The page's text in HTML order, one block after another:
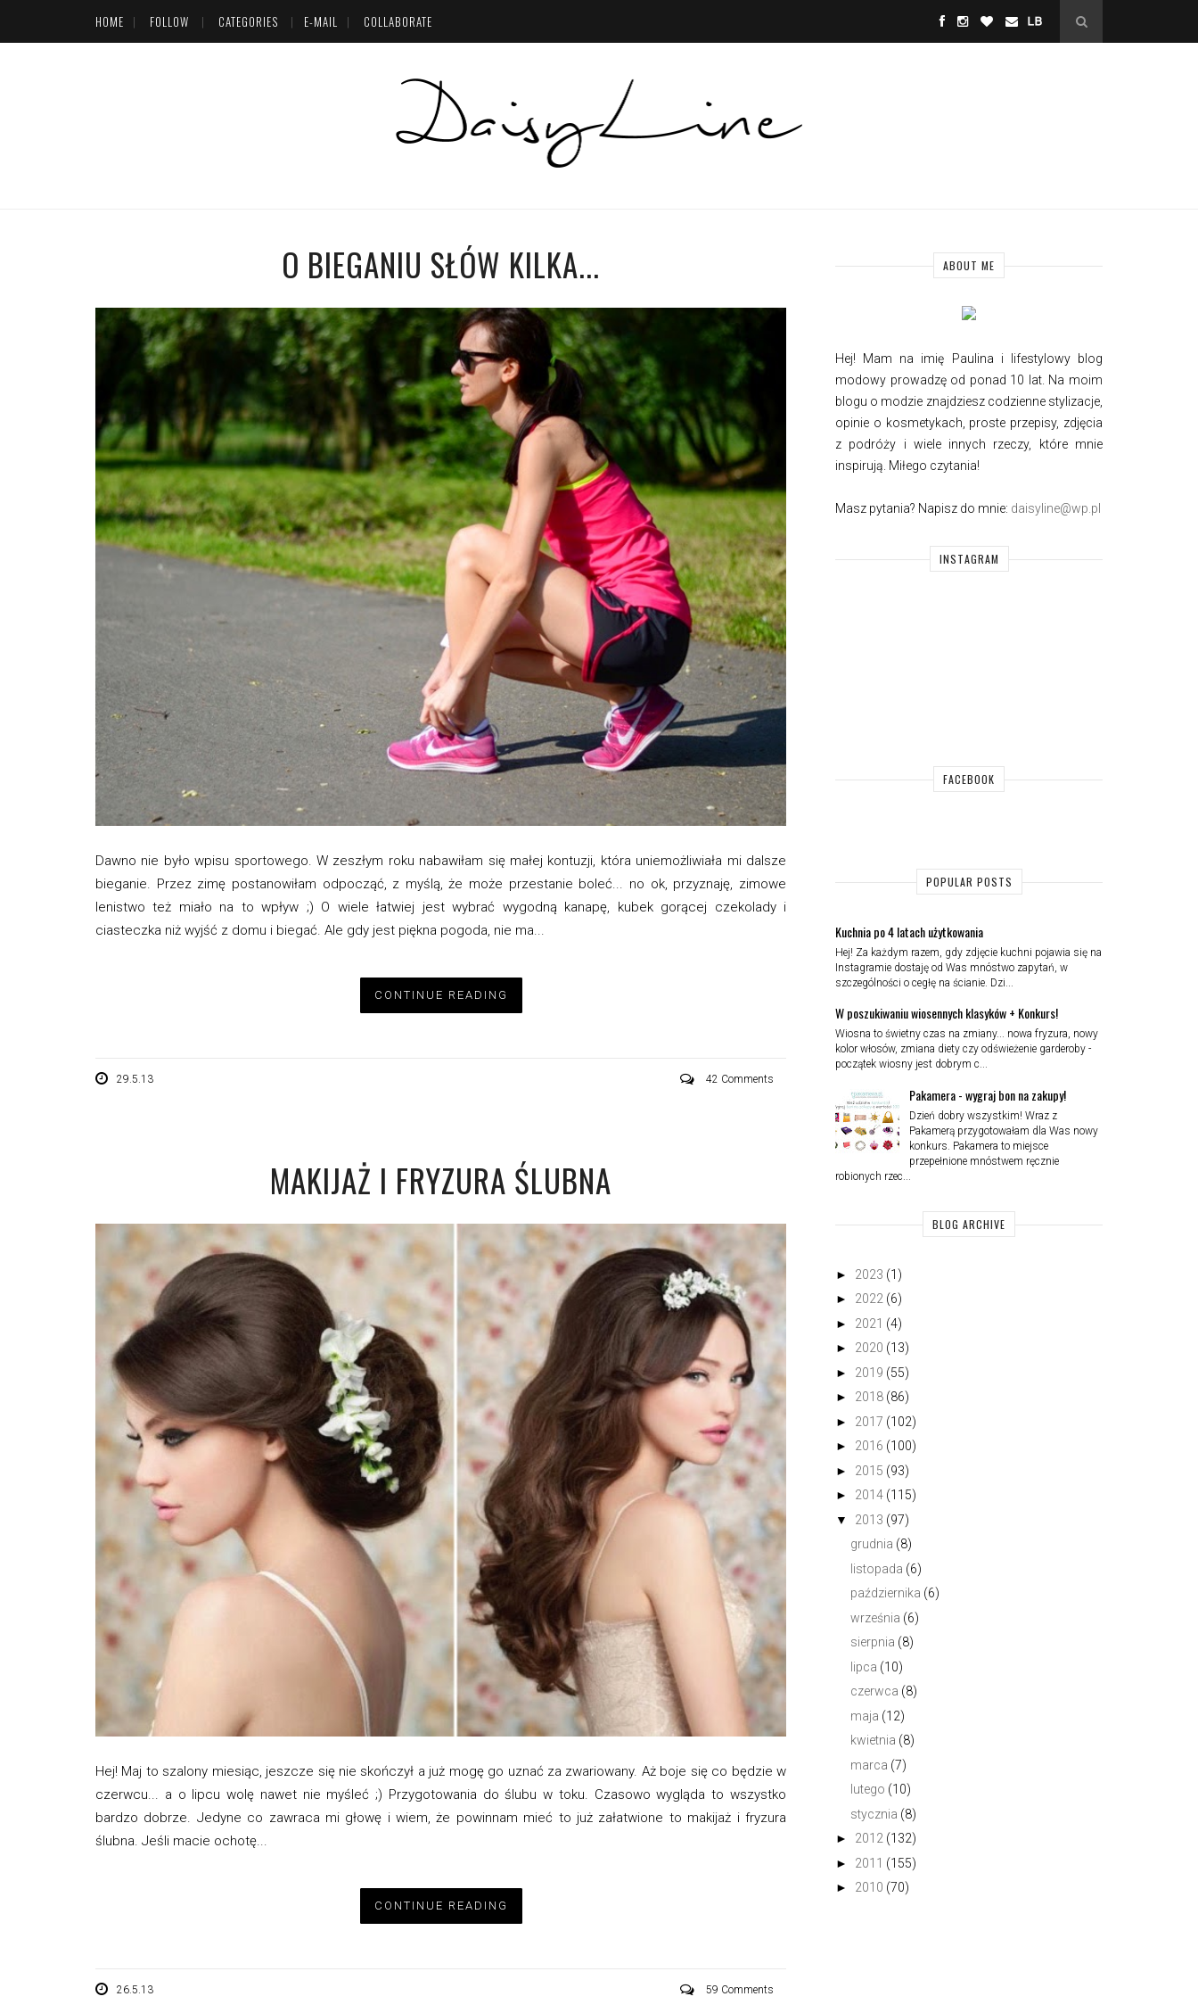
HOME FOLLOW CATEGORIES E-MAIL COLLABORATE
O BIEGANIU SŁÓW KILKA...
Dawno nie było wpisu sportowego. W zeszłym roku nabawiłam się małej kontuzji, która uniemożliwiała mi dalsze
bieganie. Przez zimę postanowiłam odpocząć, z myślą, że może przestanie boleć... no ok, przyznaję, zimowe
lenistwo też miało na to wpływ ;) O wiele łatwiej jest wybrać wygodną kanapę, kubek gorącej czekolady i
ciasteczka niż wyjść z domu i biegać. Ale gdy jest piękna pogoda, nie ma...
CONTINUE READING
29.5.13 42 Comments
MAKIJAŻ I FRYZURA ŚLUBNA
Hej! Maj to szalony miesiąc, jeszcze się nie skończył a już mogę go uznać za zwariowany. Aż boje się co będzie w
czerwcu... a o lipcu wolę nawet nie myśleć ;) Przygotowania do ślubu w toku. Czasowo wygląda to wszystko
bardzo dobrze. Jedyne co zawraca mi głowę i wiem, że powinnam mieć to już załatwione to makijaż i fryzura
ślubna. Jeśli macie ochotę...
CONTINUE READING
26.5.13 59 Comments
ABOUT ME
Hej! Mam na imię Paulina i lifestylowy blog
modowy prowadzę od ponad 10 lat. Na moim
blogu o modzie znajdziesz codzienne stylizacje,
opinie o kosmetykach, proste przepisy, zdjęcia
z podróży i wiele innych rzeczy, które mnie
inspirują. Miłego czytania!
Masz pytania? Napisz do mnie: daisyline@wp.pl
INSTAGRAM
FACEBOOK
POPULAR POSTS
Kuchnia po 4 latach użytkowania
Hej! Za każdym razem, gdy zdjęcie kuchni pojawia się na
Instagramie dostaję od Was mnóstwo zapytań, w
szczególności o cegłę na ścianie. Dzi...
W poszukiwaniu wiosennych klasyków + Konkurs!
Wiosna to świetny czas na zmiany... nowa fryzura, nowy
kolor włosów, zmiana diety czy odświeżenie garderoby -
początek wiosny jest dobrym c...
Pakamera - wygraj bon na zakupy!
Dzień dobry wszystkim! Wraz z
Pakamerą przygotowałam dla Was nowy
konkurs. Pakamera to miejsce
przepełnione mnóstwem ręcznie
robionych rzec...
BLOG ARCHIVE
► 2023 (1)
► 2022 (6)
► 2021 (4)
► 2020 (13)
► 2019 (55)
► 2018 (86)
► 2017 (102)
► 2016 (100)
► 2015 (93)
► 2014 (115)
▼
2013 (97)
grudnia (8)
listopada (6)
października (6)
września (6)
sierpnia (8)
lipca (10)
czerwca (8)
maja (12)
kwietnia (8)
marca (7)
lutego (10)
stycznia (8)
► 2012 (132)
► 2011 (155)
► 2010 (70)